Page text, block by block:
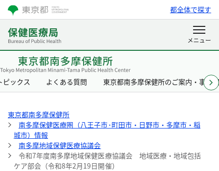
都全体で探す
ピックス よくある質問 東京都南多摩保健所のご案内・事業
東京都南多摩保健所
南多摩保健医療圏（八王子市･町田市・日野市・多摩市・稲
城市）情報
南多摩地域保健医療協議会
令和7年度南多摩地域保健医療協議会 地域医療・地域包括
ケア部会（令和8年2月19日開催）